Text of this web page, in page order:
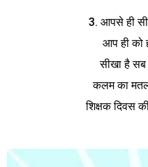
3. आपसे ही
आप ही को
सीखा है
कलम का
शिक्षक दिवस